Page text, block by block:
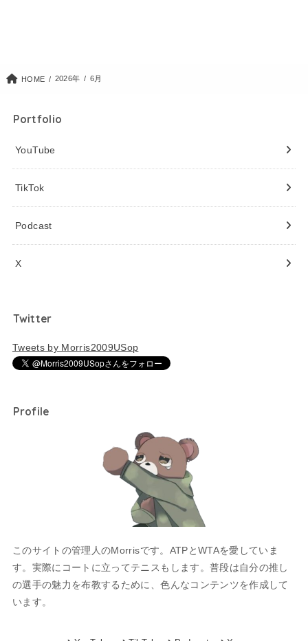
HOME 2026年 6月
Portfolio
YouTube
TikTok
Podcast
X
Twitter
Tweets by Morris2009USop
Profile
このサイトの管理人のMorrisです。ATPとWTAを愛していま
す。実際にコートに立ってテニスもします。普段は自分の推し
の選手の魅力を布教するために、色んなコンテンツを作成して
います。